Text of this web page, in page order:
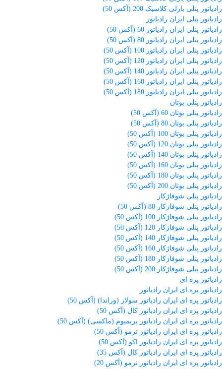
رادیاتور پنلی بارلی کلاسیک 200 (آکس 50)
رادیاتور پنلی ایران رادیاتور
رادیاتور پنلی ایران رادیاتور 60 (آکس 50)
رادیاتور پنلی ایران رادیاتور 80 (آکس 50)
رادیاتور پنلی ایران رادیاتور 100 (آکس 50)
رادیاتور پنلی ایران رادیاتور 120 (آکس 50)
رادیاتور پنلی ایران رادیاتور 140 (آکس 50)
رادیاتور پنلی ایران رادیاتور 160 (آکس 50)
رادیاتور پنلی ایران رادیاتور 180 (آکس 50)
رادیاتور پنلی بوتان
رادیاتور پنلی بوتان 60 (آکس 50)
رادیاتور پنلی بوتان 80 (آکس 50)
رادیاتور پنلی بوتان 100 (آکس 50)
رادیاتور پنلی بوتان 120 (آکس 50)
رادیاتور پنلی بوتان 140 (آکس 50)
رادیاتور پنلی بوتان 160 (آکس 50)
رادیاتور پنلی بوتان 180 (آکس 50)
رادیاتور پنلی بوتان 200 (آکس 50)
رادیاتور پنلی شوفاژکار
رادیاتور پنلی شوفاژکار 80 (آکس 50)
رادیاتور پنلی شوفاژکار 100 (آکس 50)
رادیاتور پنلی شوفاژکار 120 (آکس 50)
رادیاتور پنلی شوفاژکار 140 (آکس 50)
رادیاتور پنلی شوفاژکار 160 (آکس 50)
رادیاتور پنلی شوفاژکار 180 (آکس 50)
رادیاتور پنلی شوفاژکار 200 (آکس 50)
رادیاتور پره ای
رادیاتور پره ای ایران رادیاتور
رادیاتور پره ای ایران رادیاتور سولار (وراندا) (آکس 50)
رادیاتور پره ای ایران رادیاتور کال (آکس 50)
رادیاتور پره ای ایران رادیاتور پریمیوم (ماکسی) (آکس 50)
رادیاتور پره ای ایران رادیاتور ترمو (آکس 50)
رادیاتور پره ای ایران رادیاتور اکو (آکس 50)
رادیاتور پره ای ایران رادیاتور کال (آکس 35)
رادیاتور پره ای ایران رادیاتور ترمو (آکس 20)